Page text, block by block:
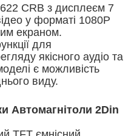
CRB з дисплеєм 7
у форматі 1080P
екраном.
для
якісного аудіо та
є можливість
виду.
Автомагнітоли 2Din